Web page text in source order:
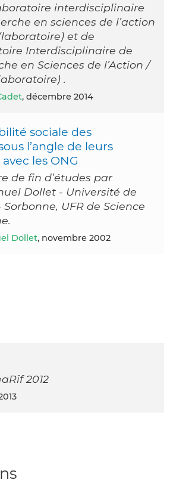
interdisciplinaire
en sciences de l’action
et de
Interdisciplinaire de
en Sciences de l’Action /
.
, décembre 2014
sociale des
l’angle de leurs
les ONG
de fin d’études par
Dollet - Université de
Sorbonne, UFR de Science
Dollet, novembre 2002
2012